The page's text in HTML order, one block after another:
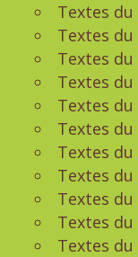
Textes
Textes
Textes
Textes
Textes
Textes
Textes
Textes
Textes
Textes
Textes